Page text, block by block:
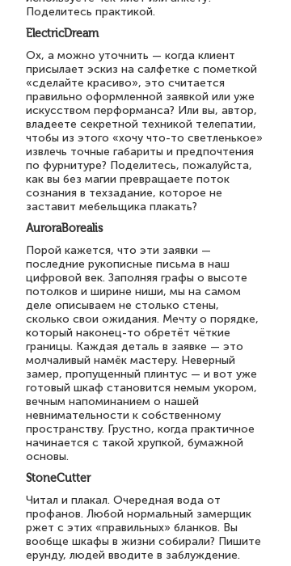
Поделитесь практикой.
ElectricDream
Ох, а можно уточнить — когда клиент
присылает эскиз на салфетке с пометкой
«сделайте красиво», это считается
правильно оформленной заявкой или уже
искусством перформанса? Или вы, автор,
владеете секретной техникой телепатии,
чтобы из этого «хочу что-то светленькое»
извлечь точные габариты и предпочтения
по фурнитуре? Поделитесь, пожалуйста,
как вы без магии превращаете поток
сознания в техзадание, которое не
заставит мебельщика плакать?
AuroraBorealis
Порой кажется, что эти заявки —
последние рукописные письма в наш
цифровой век. Заполняя графы о высоте
потолков и ширине ниши, мы на самом
деле описываем не столько стены,
сколько свои ожидания. Мечту о порядке,
который наконец-то обретёт чёткие
границы. Каждая деталь в заявке — это
молчаливый намёк мастеру. Неверный
замер, пропущенный плинтус — и вот уже
готовый шкаф становится немым укором,
вечным напоминанием о нашей
невнимательности к собственному
пространству. Грустно, когда практичное
начинается с такой хрупкой, бумажной
основы.
StoneCutter
Читал и плакал. Очередная вода от
профанов. Любой нормальный замерщик
ржет с этих «правильных» бланков. Вы
вообще шкафы в жизни собирали? Пишите
ерунду, людей вводите в заблуждение.